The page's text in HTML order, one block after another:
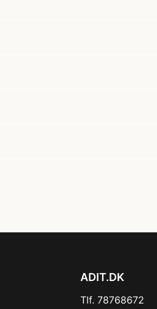
ADIT.DK
Tlf. 78768672